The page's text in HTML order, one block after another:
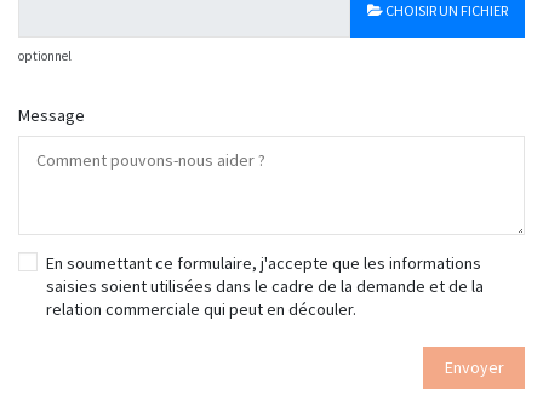
CHOISIR UN FICHIER
optionnel
Message
En soumettant ce formulaire, j'accepte que les informations
saisies soient utilisées dans le cadre de la demande et de la
relation commerciale qui peut en découler.